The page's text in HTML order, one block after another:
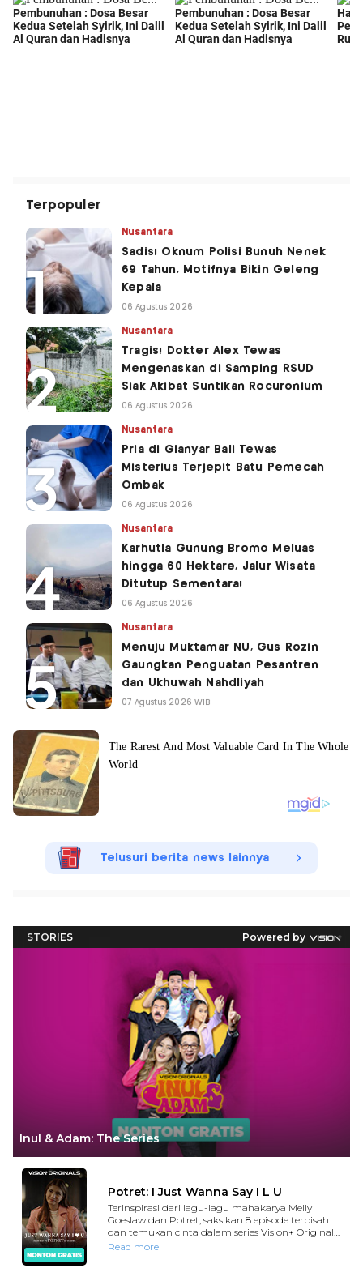
Terpopuler
Nusantara
Sadis! Oknum Polisi Bunuh Nenek
69 Tahun, Motifnya Bikin Geleng
Kepala
06 Agustus 2026
Nusantara
Tragis! Dokter Alex Tewas
Mengenaskan di Samping RSUD
Siak Akibat Suntikan Rocuronium
06 Agustus 2026
Nusantara
Pria di Gianyar Bali Tewas
Misterius Terjepit Batu Pemecah
Ombak
06 Agustus 2026
Nusantara
Karhutla Gunung Bromo Meluas
hingga 60 Hektare, Jalur Wisata
Ditutup Sementara!
06 Agustus 2026
Nusantara
Menuju Muktamar NU, Gus Rozin
Gaungkan Penguatan Pesantren
dan Ukhuwah Nahdliyah
07 Agustus 2026 WIB
Telusuri berita news lainnya